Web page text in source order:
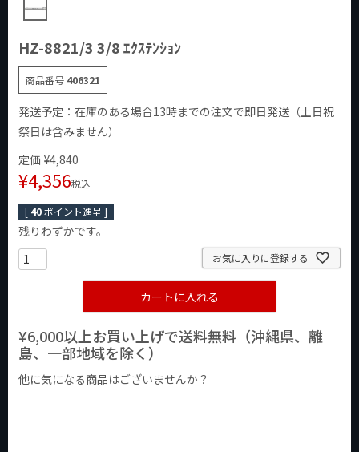
HZ-8821/3 3/8 ｴｸｽﾃﾝｼｮﾝ
商品番号 406321
発送予定：在庫のある場合13時までの注文で即日発送（土日祝
祭日は含みません）
定価 ¥4,840
¥4,356税込
[ 40ポイント進呈 ]
残りわずかです。
お気に入りに登録する
カートに入れる
¥6,000以上お買い上げで送料無料（沖縄県、離
島、一部地域を除く）
他に気になる商品はございませんか？